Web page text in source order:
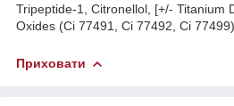
Tripeptide-1, Citronellol, [+/- Titanium
Oxides (Ci 77491, Ci 77492, Ci
Приховати